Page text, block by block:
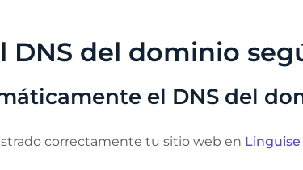
DNS del dominio
el DNS del
correctamente tu sitio web en